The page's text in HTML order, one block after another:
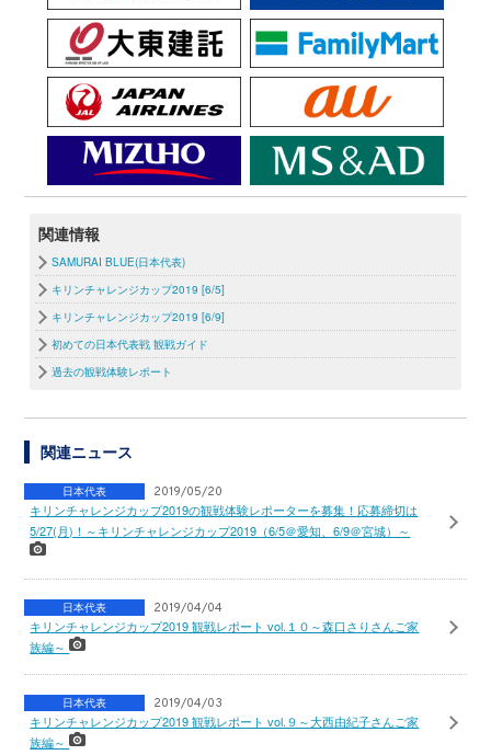
関連情報
SAMURAI BLUE(日本代表)
キリンチャレンジカップ2019 [6/5]
キリンチャレンジカップ2019 [6/9]
初めての日本代表戦 観戦ガイド
過去の観戦体験レポート
関連ニュース
日本代表 2019/05/20
キリンチャレンジカップ2019の観戦体験レポーターを募集！応募締切は
5/27(月)！～キリンチャレンジカップ2019（6/5＠愛知、6/9＠宮城）～
日本代表 2019/04/04
キリンチャレンジカップ2019 観戦レポート vol.１０～森口さりさんご家
族編～
日本代表 2019/04/03
キリンチャレンジカップ2019 観戦レポート vol.９～大西由紀子さんご家
族編～